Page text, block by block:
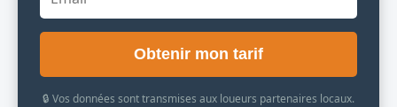
Obtenir mon tarif
🔒 Vos données sont transmises aux loueurs partenaires locaux.